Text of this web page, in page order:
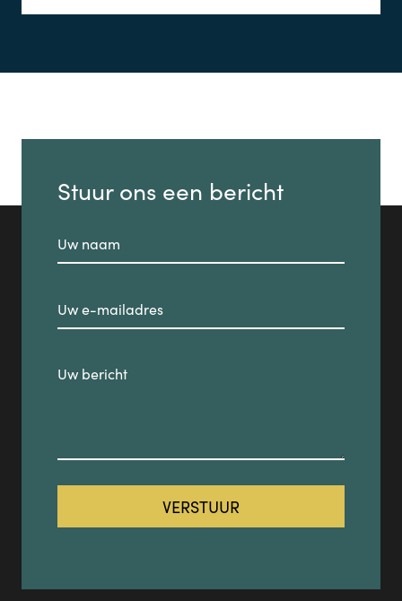
Stuur ons een bericht